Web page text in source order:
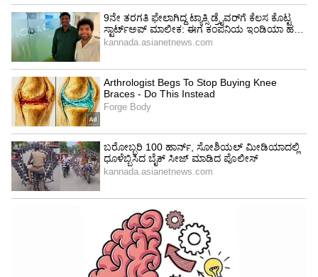
Engineer) ನಾಗಪ್ಪ ಕಾಮತಿ ಅವರು, "ಈ ಹಿಂದೆ ಮಾಜಿ
ಕಾರ್ಪೊರೇಟರ್‌ಗಳು ಜಾಗದ ಮೂಲ ಮಾಲೀಕರನ್ನು ಒಪ್ಪಿಸಿ,
ರಸ್ತೆ ಅಭಿವೃದ್ಧಿಪಡಿಸಲು ಕ್ಲಿಯರೆನ್ಸ್ (ಅನುಮತಿ) ಪಡೆಯಲು
ಹಲವು ಬಾರಿ ಪ್ರಯತ್ನಗಳನ್ನು ನಡೆಸಿದ್ದಾರೆ" ಎಂದಿದ್ದಾರೆ.
ಅಲ್ಲದೆ, "ಒಮ್ಮೆ ನಮಗೆ ಈ ಜಾಗದ ಕಾನೂನು ಮುಕ್ತ ಒಪ್ಪಿಗೆ
ದೊರೆತರೆ, ತಕ್ಷಣವೇ ಈ ಇಡೀ ರಸ್ತೆಗೆ ಡಾಂಬರೀಕರಣ
(Asphalting) ಮಾಡಿಕೊಡಲಾಗುವುದು" ಎಂದು ಭರವಸೆ
ನೀಡಿದ್ದಾರೆ.